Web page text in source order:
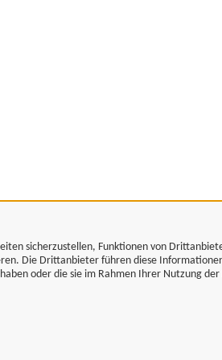
sicherzustellen, Funktionen von
Die Drittanbieter führen diese
oder die sie im Rahmen Ihrer Nutzung